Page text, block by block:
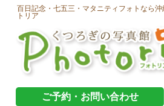
百日記念・七五三・マタニティフォトなら
トリア
ご予約・お問い合わせ